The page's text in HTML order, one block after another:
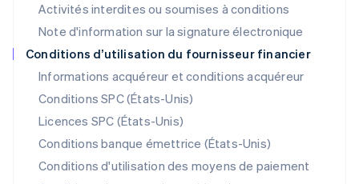
Activités interdites ou soumises à conditions
Note d'information sur la signature électronique
Conditions d’utilisation du fournisseur financier
Informations acquéreur et conditions acquéreur
Conditions SPC (États-Unis)
Licences SPC (États-Unis)
Conditions banque émettrice (États-Unis)
Conditions d'utilisation des moyens de paiement
Malaisie
English简体中文
Malte
English
Mexique
Español English
English
Nouvelle-Zélande
Pays-Bas